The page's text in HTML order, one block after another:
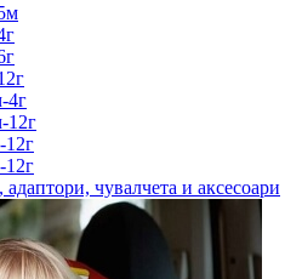
4г
12г
12г
12г
чувалчета и аксесоари